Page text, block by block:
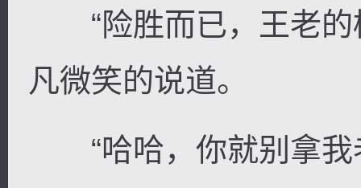
“险胜而已，王老的
凡微笑的说道。
“哈哈，你就别拿我